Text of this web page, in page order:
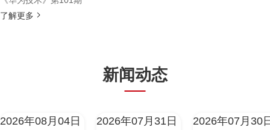
了解更多
新闻动态
2026年08月04日 2026年07月31日 2026年07月30